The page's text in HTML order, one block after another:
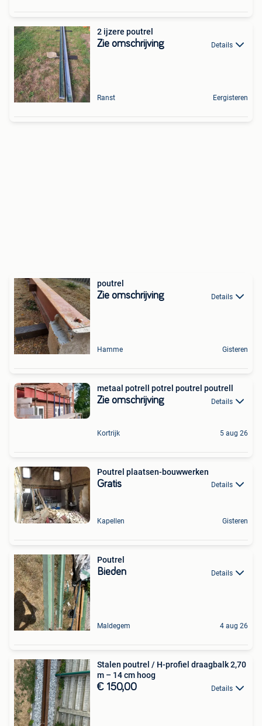
2 ijzere poutrel
Zie omschrijving Details
Ranst Eergisteren
poutrel
Zie omschrijving Details
Hamme Gisteren
metaal potrell potrel poutrel poutrell
Zie omschrijving Details
Kortrijk 5 aug 26
Poutrel plaatsen-bouwwerken
Gratis Details
Kapellen Gisteren
Poutrel
Bieden Details
Maldegem 4 aug 26
Stalen poutrel / H-profiel draagbalk 2,70
m – 14 cm hoog
€ 150,00 Details